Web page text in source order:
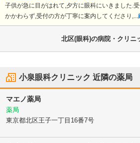
子供が急に目がはれて,夕方に眼科にいきました.
かかわらず,受付の方が丁寧に案内してくださり,...
北区(眼科)の病院・クリニ
小泉眼科クリニック 近隣の薬局
マエノ薬局
薬局
東京都北区王子一丁目16番7号